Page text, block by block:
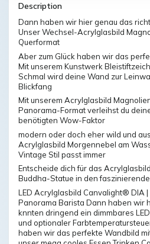
Description
Dann haben wir hier genau das
Unser Wechsel-Acrylglasbild
Querformat
Aber zum Glück haben wir das
Mit unserem Kunstwerk
Schmal wird deine Wand zur
Blickfang
Mit unserem Acrylglasbild
Panorama-Format verleihst du
benötigten Wow-Faktor
modern oder doch eher wild und
Acrylglasbild Morgennebel am
Vintage Stil passt immer
Entscheide dich für das
Buddha-Statue in den
LED Acrylglasbild Canvalight® DIA
Panorama Barista Dann haben wir
knnten dringend ein dimmbares
und optionaler
haben wir das perfekte Wandbild